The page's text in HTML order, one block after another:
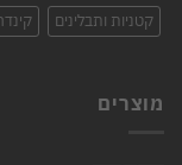
קטניות ותבלינים
מוצרים